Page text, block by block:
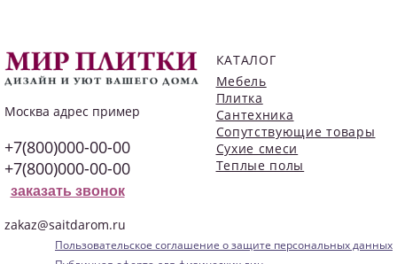
Москва адрес пример
+7(800)000-00-00
+7(800)000-00-00
заказать звонок
zakaz@saitdarom.ru
КАТАЛОГ
Мебель
Плитка
Сантехника
Сопутствующие товары
Сухие смеси
Теплые полы
Пользовательское соглашение о защите персональных данных